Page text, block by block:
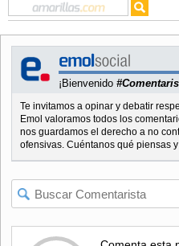
¡Bienvenido
Te invitamos a opinar y debatir
Emol valoramos todos los
nos guardamos el derecho a no
ofensivas. Cuéntanos qué piensas